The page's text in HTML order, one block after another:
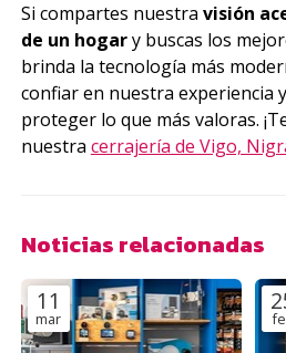
Si compartes nuestra visión
de un hogary buscas los
brinda la tecnología más
confiar en nuestra experiencia
proteger lo que más valoras.
nuestra cerrajería de Vigo,
Noticias relacionadas
11
mar